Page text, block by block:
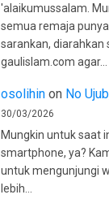
'alaikumussalam.
semua remaja
sarankan, diarahkan
gaulislam.com agar…
osolihinon No
30/03/2026
Mungkin untuk saat
smartphone, ya?
untuk mengunjungi
lebih…